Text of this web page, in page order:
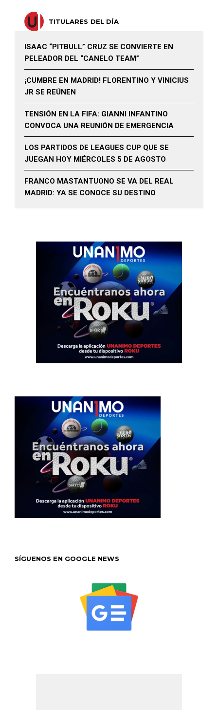
TITULARES DEL DÍA
ISAAC “PITBULL” CRUZ SE CONVIERTE EN
PELEADOR DEL “CANELO TEAM”
¡CUMBRE EN MADRID! FLORENTINO Y VINICIUS
JR SE REÚNEN
TENSIÓN EN LA FIFA: GIANNI INFANTINO
CONVOCA UNA REUNIÓN DE EMERGENCIA
LOS PARTIDOS DE LEAGUES CUP QUE SE
JUEGAN HOY MIÉRCOLES 5 DE AGOSTO
FRANCO MASTANTUONO SE VA DEL REAL
MADRID: YA SE CONOCE SU DESTINO
SÍGUENOS EN GOOGLE NEWS